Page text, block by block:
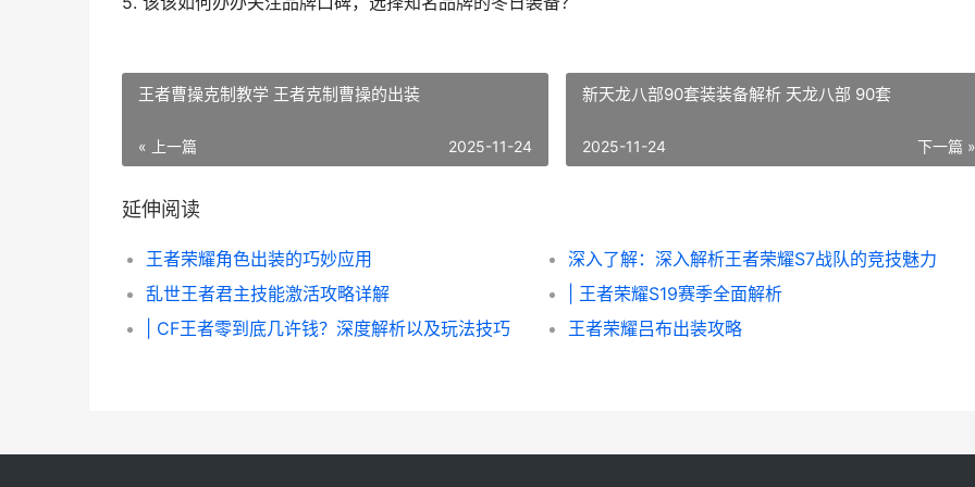
王者曹操克制教学 王者克制曹操的出装
« 上一篇 2025-11-24
新天龙八部90套装装备解析 天龙八部 90套
下一篇 »
2025-11-24
延伸阅读
王者荣耀角色出装的巧妙应用
深入了解：深入解析王者荣耀S7战队的竞技魅力
乱世王者君主技能激活攻略详解
| 王者荣耀S19赛季全面解析
| CF王者零到底几许钱？深度解析以及玩法技巧
王者荣耀吕布出装攻略